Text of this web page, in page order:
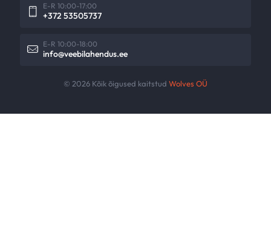
+372 53505737
E-R 10:00-17:00
info@veebilahendus.ee
E-R 10:00-18:00
© 2026 Kõik õigused kaitstud Wolves OÜ